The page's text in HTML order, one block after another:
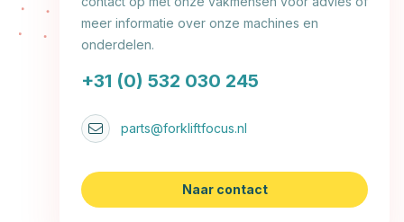
meer informatie over onze machines en
onderdelen.
+31 (0) 532 030 245
parts@forkliftfocus.nl
Naar contact